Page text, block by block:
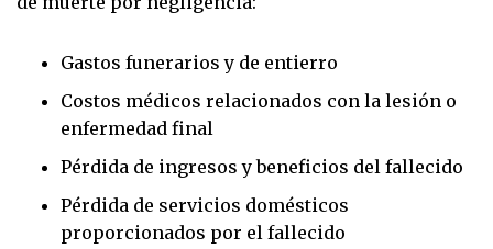
Gastos funerarios y de entierro
Costos médicos relacionados con la lesión o
enfermedad final
Pérdida de ingresos y beneficios del fallecido
Pérdida de servicios domésticos
proporcionados por el fallecido